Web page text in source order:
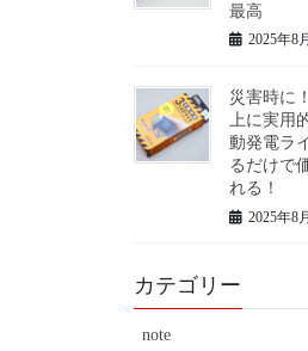
最高
2025年8
災害時に
上に実用
動発電ラ
るだけで
れる！
2025年8
カテゴリー
note